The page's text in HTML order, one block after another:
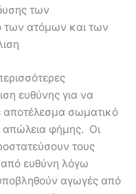
των
των ατόμων και των
ευθύνης για να
αποτέλεσμα σωματικό
απώλεια φήμης. Οι
τους
από ευθύνη λόγω
αγωγές από